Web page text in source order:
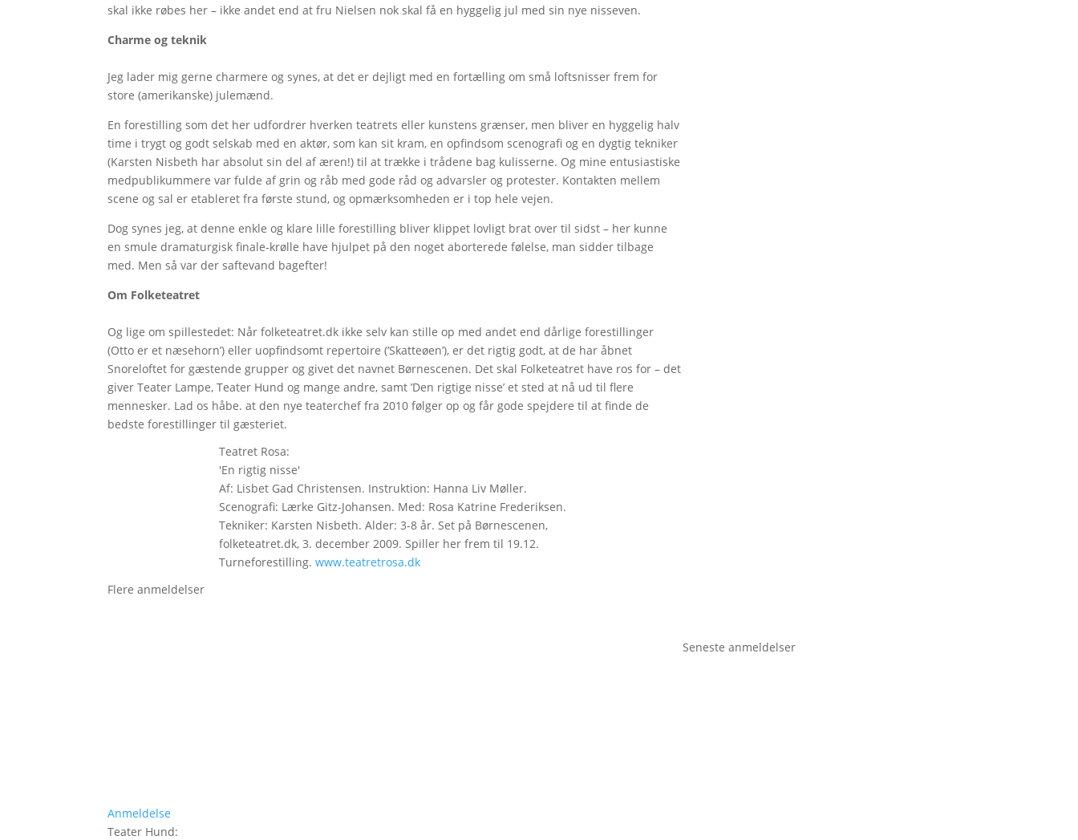
skal ikke røbes her – ikke andet end at fru Nielsen nok skal få en hyggelig jul med sin nye nisseven.
Charme og teknik
Jeg lader mig gerne charmere og synes, at det er dejligt med en fortælling om små loftsnisser frem for
store (amerikanske) julemænd.
En forestilling som det her udfordrer hverken teatrets eller kunstens grænser, men bliver en hyggelig halv
time i trygt og godt selskab med en aktør, som kan sit kram, en opfindsom scenografi og en dygtig tekniker
(Karsten Nisbeth har absolut sin del af æren!) til at trække i trådene bag kulisserne. Og mine entusiastiske
medpublikummere var fulde af grin og råb med gode råd og advarsler og protester. Kontakten mellem
scene og sal er etableret fra første stund, og opmærksomheden er i top hele vejen.
Dog synes jeg, at denne enkle og klare lille forestilling bliver klippet lovligt brat over til sidst – her kunne
en smule dramaturgisk finale-krølle have hjulpet på den noget aborterede følelse, man sidder tilbage
med. Men så var der saftevand bagefter!
Om Folketeatret
Og lige om spillestedet: Når folketeatret.dk ikke selv kan stille op med andet end dårlige forestillinger
(Otto er et næsehorn’) eller uopfindsomt repertoire (’Skatteøen’), er det rigtig godt, at de har åbnet
Snoreloftet for gæstende grupper og givet det navnet Børnescenen. Det skal Folketeatret have ros for – det
giver Teater Lampe, Teater Hund og mange andre, samt ’Den rigtige nisse’ et sted at nå ud til flere
mennesker. Lad os håbe. at den nye teaterchef fra 2010 følger op og får gode spejdere til at finde de
bedste forestillinger til gæsteriet.
Teatret Rosa:
'En rigtig nisse'
Af: Lisbet Gad Christensen. Instruktion: Hanna Liv Møller.
Scenografi: Lærke Gitz-Johansen. Med: Rosa Katrine Frederiksen.
Tekniker: Karsten Nisbeth. Alder: 3-8 år. Set på Børnescenen,
folketeatret.dk, 3. december 2009. Spiller her frem til 19.12.
Turneforestilling. www.teatretrosa.dk
Flere anmeldelser
Anmeldelse
Teater Hund:
Seneste anmeldelser